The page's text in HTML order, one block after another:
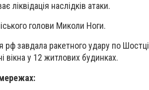
наслідків атаки.
голови Миколи Ноги.
рф завдала ракетного удару по
вікна у 12 житлових будинках.